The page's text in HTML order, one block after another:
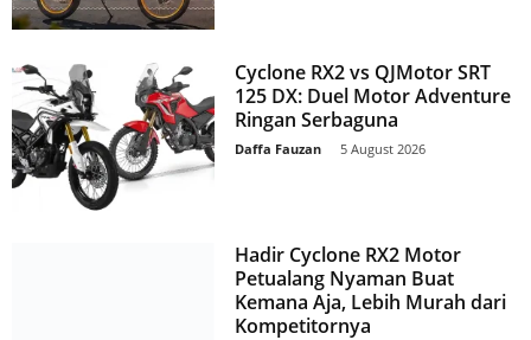
Cyclone RX2 vs QJMotor SRT
125 DX: Duel Motor Adventure
Ringan Serbaguna
Daffa Fauzan 5 August 2026
Hadir Cyclone RX2 Motor
Petualang Nyaman Buat
Kemana Aja, Lebih Murah dari
Kompetitornya